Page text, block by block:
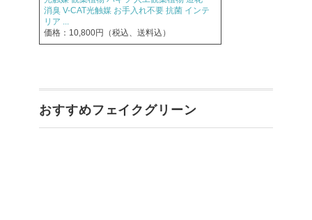
消臭 V-CAT光触媒 お手入れ不要 抗菌 インテ
リア ...
価格：10,800円（税込、送料込）
おすすめフェイクグリーン